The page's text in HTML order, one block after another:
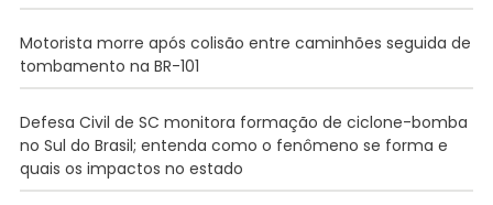
Motorista morre após colisão entre caminhões seguida de
tombamento na BR-101
Defesa Civil de SC monitora formação de ciclone-bomba
no Sul do Brasil; entenda como o fenômeno se forma e
quais os impactos no estado